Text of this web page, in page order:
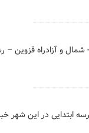
- شمال و آزادراه قزوین
در این شهر